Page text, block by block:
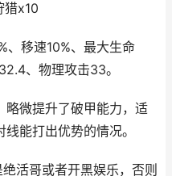
x10
、移速10%、最大生命
、物理攻击33。
略微提升了破甲能力，适
能打出优势的情况。
活哥或者开黑娱乐，否则